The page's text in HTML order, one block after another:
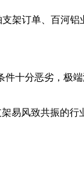
架订单、百河
十分恶劣，极
风致共振的行